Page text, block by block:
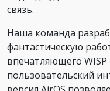
связь.
Наша команда
фантастическую
впечатляющего
пользовательский